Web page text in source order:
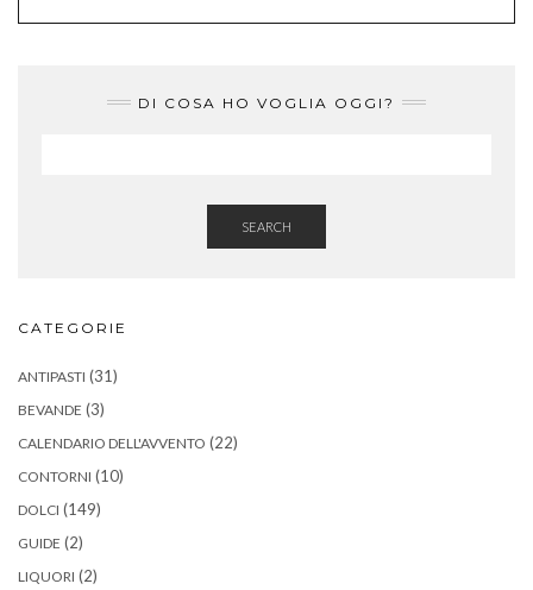
DI COSA HO VOGLIA OGGI?
SEARCH
CATEGORIE
ANTIPASTI (31)
BEVANDE (3)
CALENDARIO DELL'AVVENTO (22)
CONTORNI (10)
DOLCI (149)
GUIDE (2)
LIQUORI (2)